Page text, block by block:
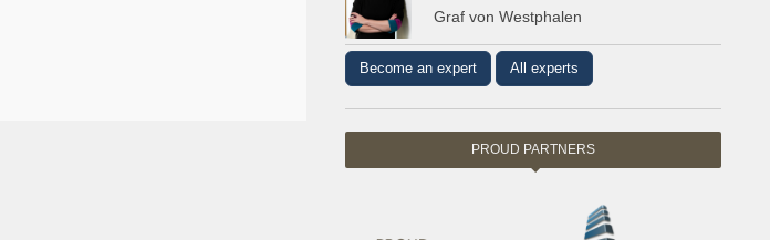
Graf von Westphalen
Become an expert All experts
PROUD PARTNERS